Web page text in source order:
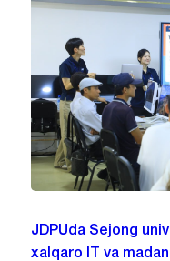
JDPUda Sejong
xalqaro IT va